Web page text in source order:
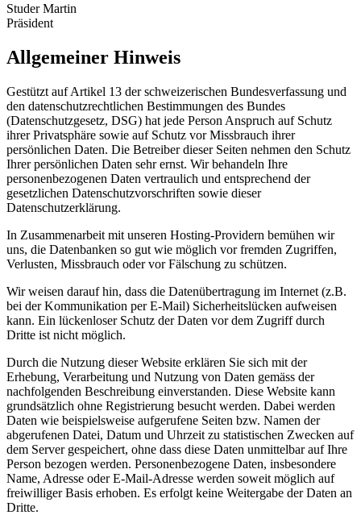
Studer Martin
Präsident
Allgemeiner Hinweis
Gestützt auf Artikel 13 der schweizerischen Bundesverfassung und
den datenschutzrechtlichen Bestimmungen des Bundes
(Datenschutzgesetz, DSG) hat jede Person Anspruch auf Schutz
ihrer Privatsphäre sowie auf Schutz vor Missbrauch ihrer
persönlichen Daten. Die Betreiber dieser Seiten nehmen den Schutz
Ihrer persönlichen Daten sehr ernst. Wir behandeln Ihre
personenbezogenen Daten vertraulich und entsprechend der
gesetzlichen Datenschutzvorschriften sowie dieser
Datenschutzerklärung.
In Zusammenarbeit mit unseren Hosting-Providern bemühen wir
uns, die Datenbanken so gut wie möglich vor fremden Zugriffen,
Verlusten, Missbrauch oder vor Fälschung zu schützen.
Wir weisen darauf hin, dass die Datenübertragung im Internet (z.B.
bei der Kommunikation per E-Mail) Sicherheitslücken aufweisen
kann. Ein lückenloser Schutz der Daten vor dem Zugriff durch
Dritte ist nicht möglich.
Durch die Nutzung dieser Website erklären Sie sich mit der
Erhebung, Verarbeitung und Nutzung von Daten gemäss der
nachfolgenden Beschreibung einverstanden. Diese Website kann
grundsätzlich ohne Registrierung besucht werden. Dabei werden
Daten wie beispielsweise aufgerufene Seiten bzw. Namen der
abgerufenen Datei, Datum und Uhrzeit zu statistischen Zwecken auf
dem Server gespeichert, ohne dass diese Daten unmittelbar auf Ihre
Person bezogen werden. Personenbezogene Daten, insbesondere
Name, Adresse oder E-Mail-Adresse werden soweit möglich auf
freiwilliger Basis erhoben. Es erfolgt keine Weitergabe der Daten an
Dritte.